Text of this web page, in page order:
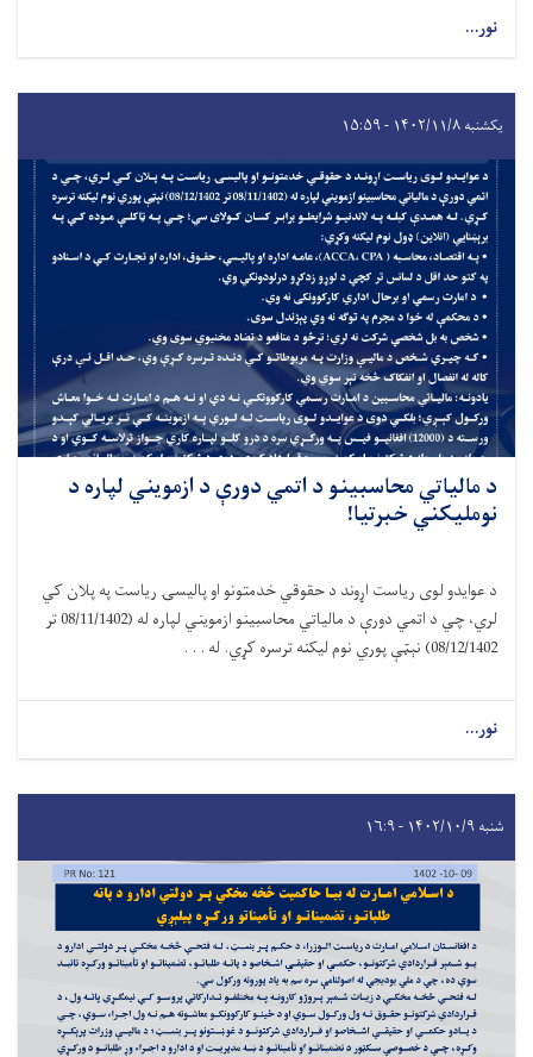
نور...
یکشنبه ۱۴۰۲/۱۱/۸ - ۱۵:۵۹
د مالياتي محاسبينو د اتمي دورې د ازمويني لپاره د
نومليکني خبرتیا!
د عوایدو لوی ریاست اړوند د حقوقي خدمتونو او پالیسۍ ریاست په پلان کي
لري، چي د اتمي دورې د مالیاتي محاسبینو ازمویني لپاره له (08/11/1402 تر
08/12/1402) نېټې پوري نوم لیکنه ترسره کړي. له . . .
نور...
شنبه ۱۴۰۲/۱۰/۹ - ۱۶:۹